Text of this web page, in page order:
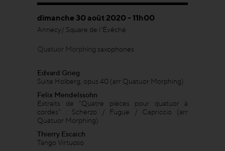
dimanche 30 août 2020 - 11h00
Annecy/ Square de l’Évêché
Quatuor Morphing saxophones
Edvard Grieg
Suite Holberg, opus 40 (arr Quatuor Morphing)
Felix Mendelssohn
Extraits de "Quatre pièces pour quatuor à
cordes" : Scherzo / Fugue / Capriccio (arr
Quatuor Morphing)
Thierry Escaich
Tango Virtuoso